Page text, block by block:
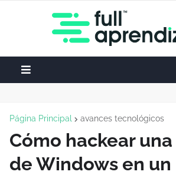
Página Principal avances tecnológicos
Cómo hackear
de Windows en